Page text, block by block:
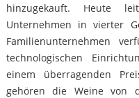
hinzugekauft. Heute
Unternehmen in vierter
Familienunternehmen
technologischen
einem überragenden
gehören die Weine von